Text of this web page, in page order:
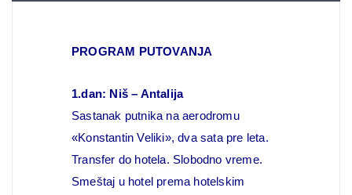
PROGRAM PUTOVANJA
1.dan: Niš – Antalija
Sastanak putnika na aerodromu
«Konstantin Veliki», dva sata pre leta.
Transfer do hotela. Slobodno vreme.
Smeštaj u hotel prema hotelskim